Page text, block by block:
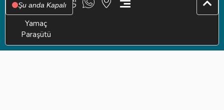
Şu anda Kapalı